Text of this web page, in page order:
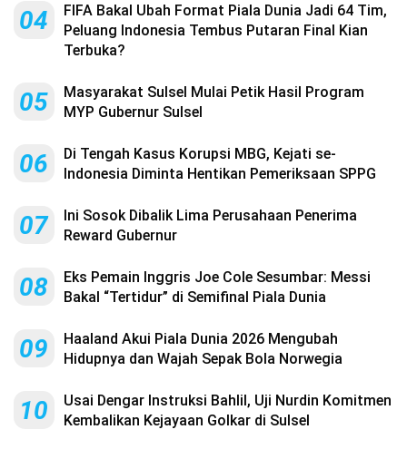
04
FIFA Bakal Ubah Format Piala Dunia Jadi 64 Tim,
Peluang Indonesia Tembus Putaran Final Kian
Terbuka?
05
Masyarakat Sulsel Mulai Petik Hasil Program
MYP Gubernur Sulsel
06
Di Tengah Kasus Korupsi MBG, Kejati se-
Indonesia Diminta Hentikan Pemeriksaan SPPG
07
Ini Sosok Dibalik Lima Perusahaan Penerima
Reward Gubernur
08
Eks Pemain Inggris Joe Cole Sesumbar: Messi
Bakal “Tertidur” di Semifinal Piala Dunia
09
Haaland Akui Piala Dunia 2026 Mengubah
Hidupnya dan Wajah Sepak Bola Norwegia
10
Usai Dengar Instruksi Bahlil, Uji Nurdin Komitmen
Kembalikan Kejayaan Golkar di Sulsel